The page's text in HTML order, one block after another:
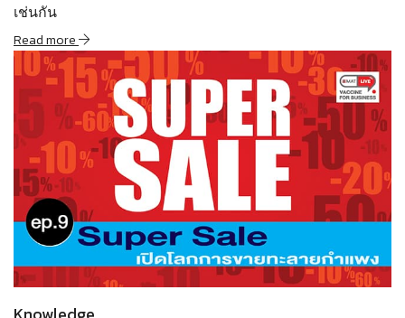
เช่นกัน
Read more
Read more